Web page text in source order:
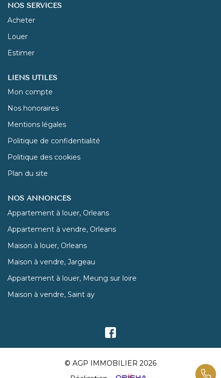
NOS SERVICES
Acheter
Louer
Estimer
LIENS UTILES
Mon compte
Nos honoraires
Mentions légales
Politique de confidentialité
Politique des cookies
Plan du site
NOS ANNONCES
Appartement à louer, Orleans
Appartement à vendre, Orleans
Maison à louer, Orleans
Maison à vendre, Jargeau
Appartement à louer, Meung sur loire
Maison à vendre, Saint ay
© AGP IMMOBILIER 2026